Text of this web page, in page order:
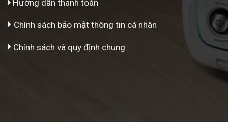
Hướng dẫn thanh toán
Chính sách bảo mật thông tin cá nhân
Chính sách và quy định chung